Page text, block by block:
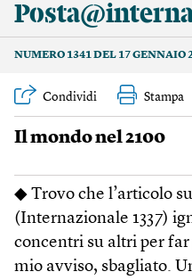
NUMERO 1341 DEL 17 GENNAIO
Condividi Stampa
Il mondo nel 2100
◆ Trovo che l’articolo
(Internazionale 1337)
concentri su altri per far
mio avviso, sbagliato.